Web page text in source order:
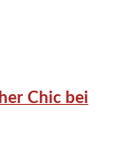
Chic bei